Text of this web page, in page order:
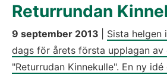
Returrundan
9 september 2013
Sista helgen
dags för årets första upplagan av
"Returrudan Kinnekulle". En ny